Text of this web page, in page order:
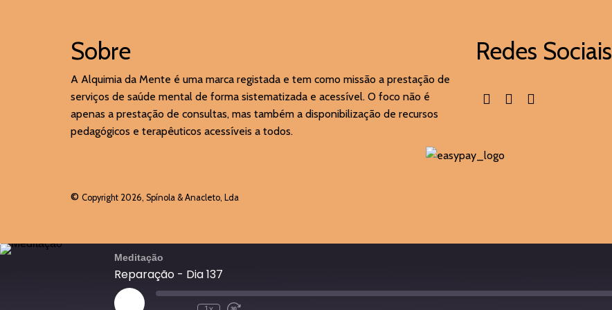
Sobre
A Alquimia da Mente é uma marca registada e tem como missão a prestação de
serviços de saúde mental de forma sistematizada e acessível. O foco não é
apenas a prestação de consultas, mas também a disponibilização de recursos
pedagógicos e terapêuticos acessíveis a todos.
Redes Sociais
© Copyright 2026, Spínola & Anacleto, Lda
Meditação
Reparação - Dia 137